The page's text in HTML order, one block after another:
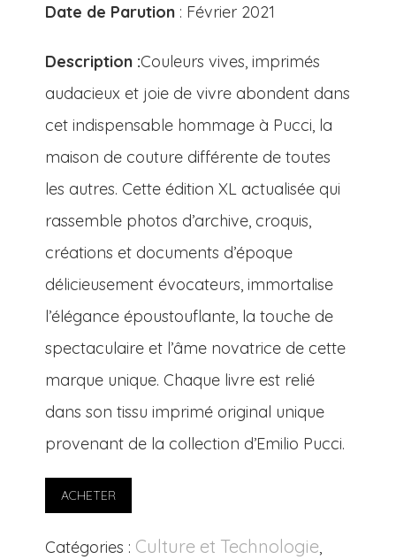
Date de Parution : Février 2021
Description :Couleurs vives, imprimés
audacieux et joie de vivre abondent dans
cet indispensable hommage à Pucci, la
maison de couture différente de toutes
les autres. Cette édition XL actualisée qui
rassemble photos d’archive, croquis,
créations et documents d’époque
délicieusement évocateurs, immortalise
l’élégance époustouflante, la touche de
spectaculaire et l’âme novatrice de cette
marque unique. Chaque livre est relié
dans son tissu imprimé original unique
provenant de la collection d’Emilio Pucci.
ACHETER
Catégories : Culture et Technologie,